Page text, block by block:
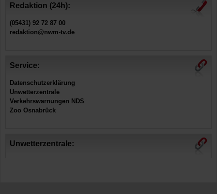
Redaktion (24h):
(05431) 92 72 87 00
redaktion@nwm-tv.de
Service:
Datenschutzerklärung
Unwetterzentrale
Verkehrswarnungen NDS
Zoo Osnabrück
Unwetterzentrale: